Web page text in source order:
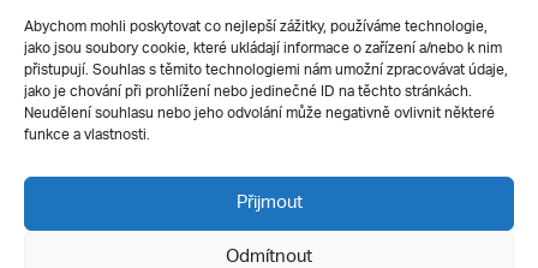
Abychom mohli poskytovat co nejlepší zážitky, používáme technologie,
jako jsou soubory cookie, které ukládají informace o zařízení a/nebo k nim
přistupují. Souhlas s těmito technologiemi nám umožní zpracovávat údaje,
jako je chování při prohlížení nebo jedinečné ID na těchto stránkách.
Neudělení souhlasu nebo jeho odvolání může negativně ovlivnit některé
funkce a vlastnosti.
Přijmout
Odmítnout
Silverius
Pro uchazeče
Přijímací řízení
E-prihlaska
Přípravné kurzy
Ochrana soukromí